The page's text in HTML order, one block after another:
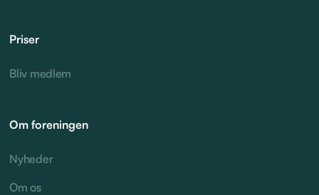
Priser
Bliv medlem
Om foreningen
Nyheder
Om os